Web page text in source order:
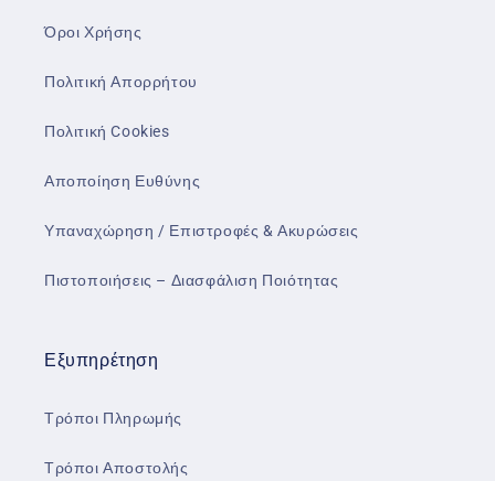
Όροι Χρήσης
Πολιτική Απορρήτου
Πολιτική Cookies
Αποποίηση Ευθύνης
Υπαναχώρηση / Επιστροφές & Ακυρώσεις
Πιστοποιήσεις – Διασφάλιση Ποιότητας
Εξυπηρέτηση
Τρόποι Πληρωμής
Τρόποι Αποστολής